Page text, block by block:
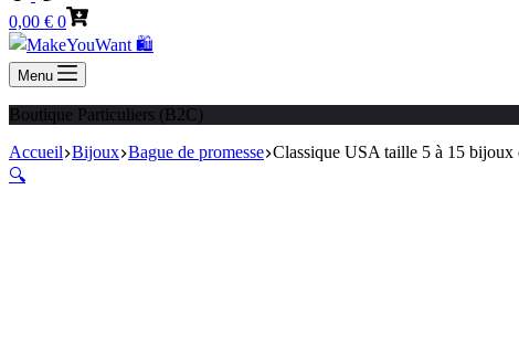
Panier
d’achat
0,00 € 0
Menu
Boutique Particuliers (B2C)
Accueil Bijoux Bague de promesse Classique USA taille 5 à 15 bijoux
🔍